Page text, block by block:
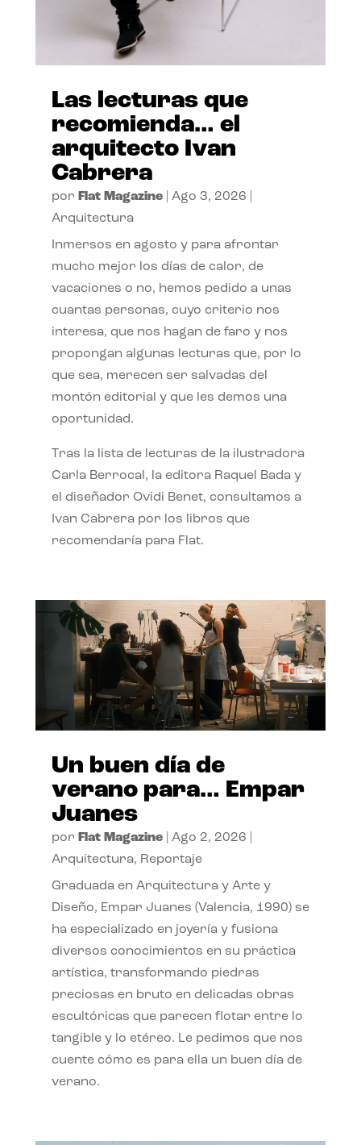
Las lecturas que
recomienda… el
arquitecto Ivan
Cabrera
por Flat Magazine| Ago 3, 2026
Arquitectura
Inmersos en agosto y para afrontar
mucho mejor los días de calor, de
vacaciones o no, hemos pedido a unas
cuantas personas, cuyo criterio nos
interesa, que nos hagan de faro y nos
propongan algunas lecturas que, por lo
que sea, merecen ser salvadas del
montón editorial y que les demos una
oportunidad.
Tras la lista de lecturas de la ilustradora
Carla Berrocal, la editora Raquel Bada y
el diseñador Ovidi Benet, consultamos a
Ivan Cabrera por los libros que
recomendaría para Flat.
Un buen día de
verano para… Empar
Juanes
por Flat Magazine| Ago 2, 2026
Arquitectura, Reportaje
Graduada en Arquitectura y Arte y
Diseño, Empar Juanes (Valencia, 1990) se
ha especializado en joyería y fusiona
diversos conocimientos en su práctica
artística, transformando piedras
preciosas en bruto en delicadas obras
escultóricas que parecen flotar entre lo
tangible y lo etéreo. Le pedimos que nos
cuente cómo es para ella un buen día de
verano.